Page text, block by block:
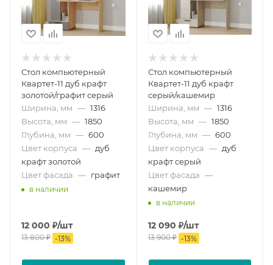
Стол компьютерный
Квартет-11 дуб крафт
золотой/графит серый
Ширина, мм — 1316
Высота, мм — 1850
Глубина, мм — 600
Цвет корпуса — дуб
крафт золотой
Цвет фасада — графит
в наличии
12 000 ₽/шт
13 800₽ -13%
Стол компьютерный
Квартет-11 дуб крафт
серый/кашемир
Ширина, мм — 1316
Высота, мм — 1850
Глубина, мм — 600
Цвет корпуса — дуб
крафт серый
Цвет фасада —
кашемир
в наличии
12 090 ₽/шт
13 900₽ -13%